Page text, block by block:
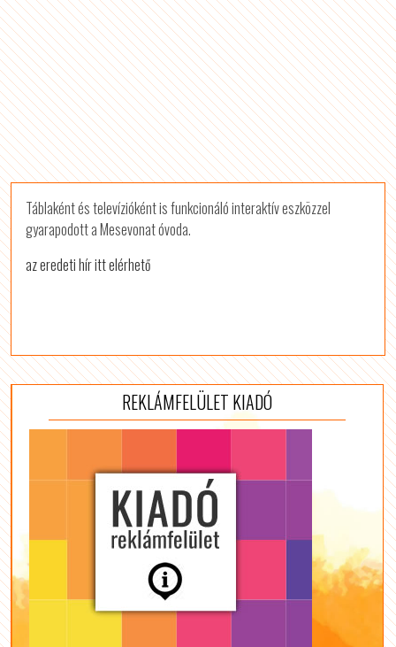
Táblaként és televízióként is funkcionáló interaktív eszközzel
gyarapodott a Mesevonat óvoda.
az eredeti hír itt elérhető
REKLÁMFELÜLET KIADÓ